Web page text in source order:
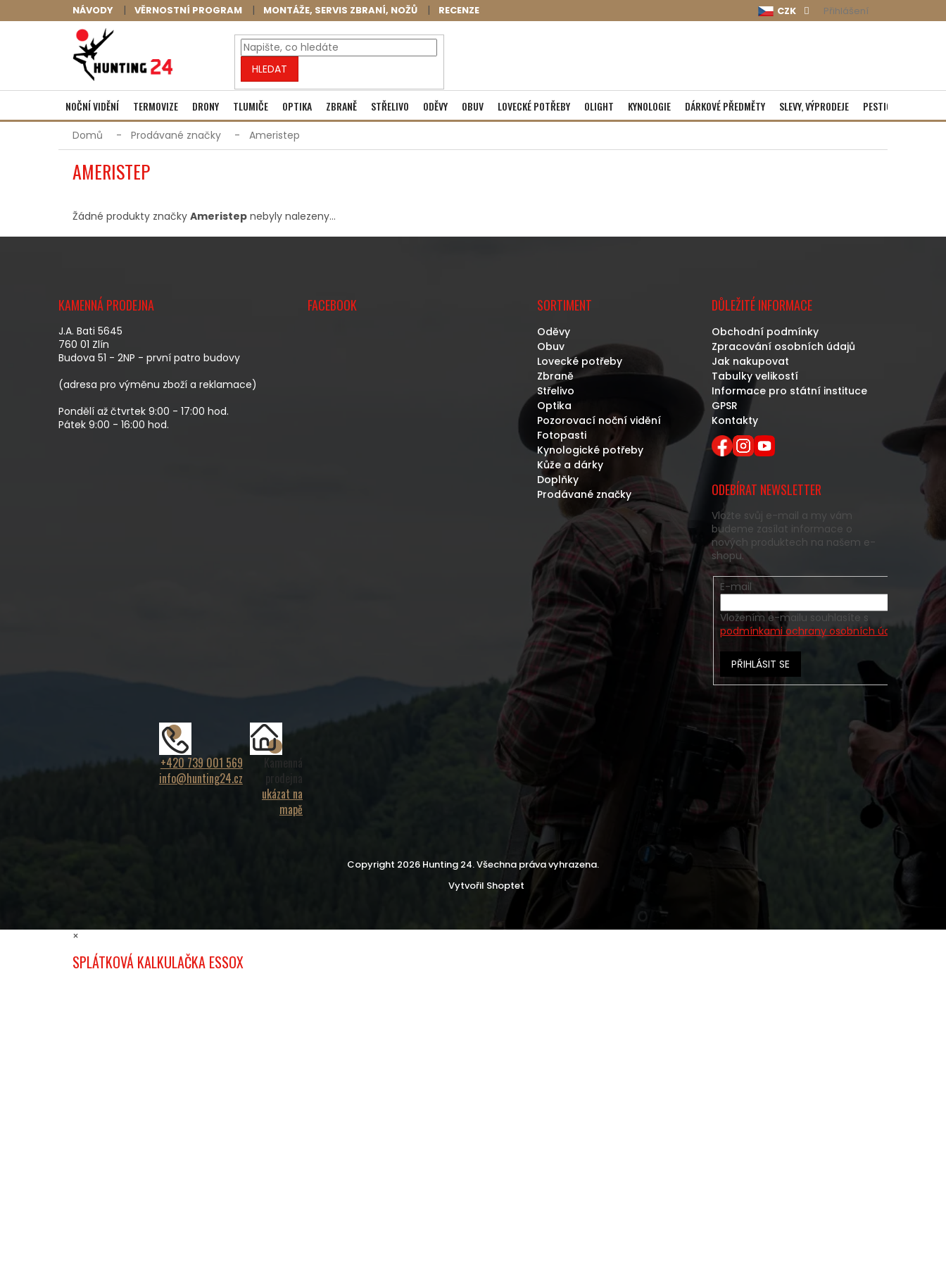
na
NÁVODY VĚRNOSTNÍ PROGRAM MONTÁŽE, SERVIS ZBRANÍ, NOŽŮ RECENZE CZK Přihlášení
HLEDAT
NÁKUPNÍ
KOŠÍK
Prázdný košík
NOČNÍ VIDĚNÍ TERMOVIZE DRONY TLUMIČE OPTIKA ZBRANĚ STŘELIVO ODĚVY OBUV LOVECKÉ POTŘEBY OLIGHT KYNOLOGIE DÁRKOVÉ PŘEDMĚTY SLEVY, VÝPRODEJE PESTICIDY
Domů Prodávané značky Ameristep
AMERISTEP
Žádné produkty značky Ameristep nebyly nalezeny...
KAMENNÁ PRODEJNA
J.A. Bati 5645
760 01 Zlín
Budova 51 - 2NP - první patro budovy
(adresa pro výměnu zboží a reklamace)
Pondělí až čtvrtek 9:00 - 17:00 hod.
Pátek 9:00 - 16:00 hod.
FACEBOOK SORTIMENT
Oděvy
Obuv
Lovecké potřeby
Zbraně
Střelivo
Optika
Pozorovací noční vidění
Fotopasti
Kynologické potřeby
Kůže a dárky
Doplňky
Prodávané značky
DŮLEŽITÉ INFORMACE
Obchodní podmínky
Zpracování osobních údajů
Jak nakupovat
Tabulky velikostí
Informace pro státní instituce
GPSR
Kontakty
ODEBÍRAT NEWSLETTER
Vložte svůj e-mail a my vám
budeme zasílat informace o
nových produktech na našem e-
shopu.
E-mail
Vložením e-mailu souhlasíte s
podmínkami ochrany osobních údajů
PŘIHLÁSIT SE
+420 739 001 569
info@hunting24.cz
Kamenná
prodejna
ukázat na
mapě
Vytvořil Shoptet
Copyright 2026 Hunting 24. Všechna práva vyhrazena.
×
SPLÁTKOVÁ KALKULAČKA ESSOX